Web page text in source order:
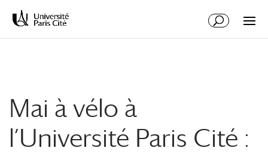
Mai à vélo à
l’Université Paris Cité :